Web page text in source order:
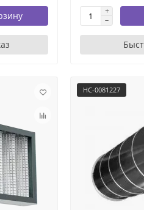
НС-0081227